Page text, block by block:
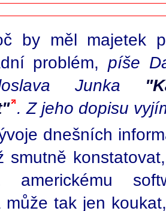
by měl majetek
problém, píše
Junka
. Z jeho dopisu
dnešních
smutně
americkému
může tak jen